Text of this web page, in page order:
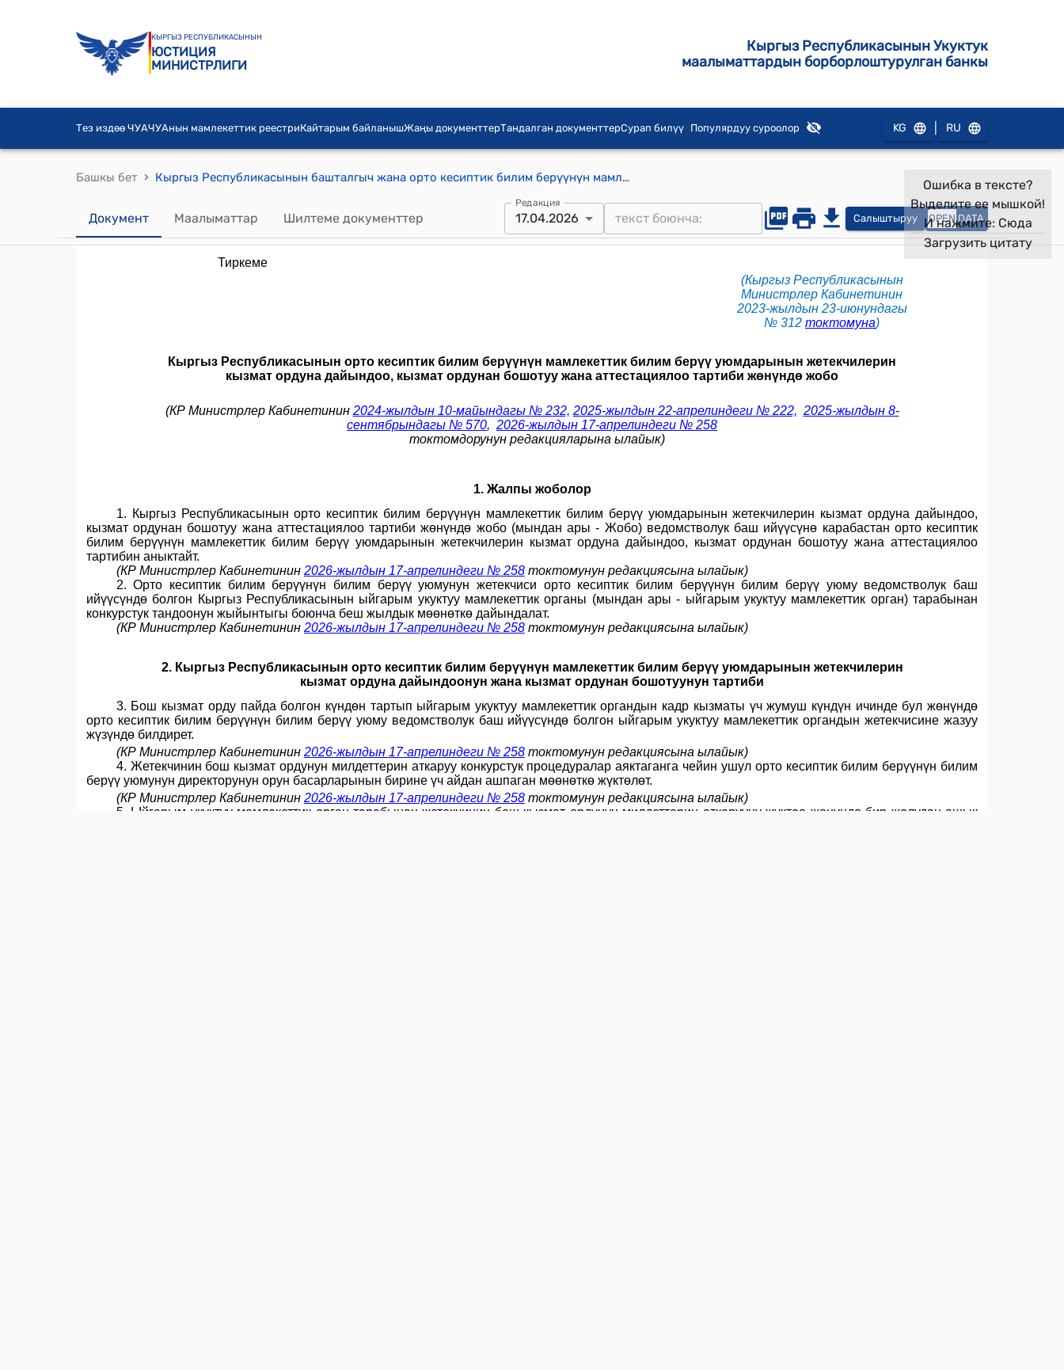
КЫРГЫЗ РЕСПУБЛИКАСЫНЫН
ЮСТИЦИЯ
МИНИСТРЛИГИ
Кыргыз Республикасынын Укуктук
маалыматтардын борборлоштурулган банкы
Тез издөө ЧУАЧУАнын мамлекеттик реестриКайтарым байланышЖаңы документтерТандалган документтерСурап билүү Популярдуу суроолор KG RU
Башкы бет › Кыргыз Республикасынын башталгыч жана орто кесиптик билим берүүнүн мамлекеттик билим берүү уюмдарынын жетекчилерин кызмат ордуна дайындоо, кызмат ордунан бошотуу жана аттестациялоо тартиби жөнүндө жобо (КР Министрлер Кабинетинин 2023-жылдын 23-июнундагы №312 токтомуна)
Документ Маалыматтар Шилтеме документтер
Редакция
17.04.2026 Салыштыруу OPEN DATA
Ошибка в тексте?
Выделите ее мышкой!
И нажмите: Сюда
Загрузить цитату